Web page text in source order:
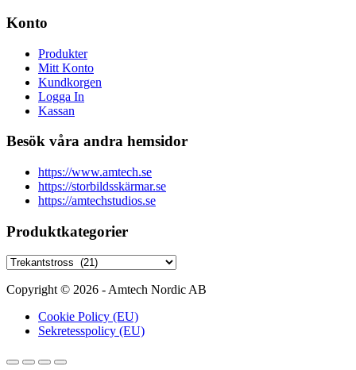
Konto
Produkter
Mitt Konto
Kundkorgen
Logga In
Kassan
Besök våra andra hemsidor
https://www.amtech.se
https://storbildsskärmar.se
https://amtechstudios.se
Produktkategorier
Copyright © 2026 - Amtech Nordic AB
Cookie Policy (EU)
Sekretesspolicy (EU)